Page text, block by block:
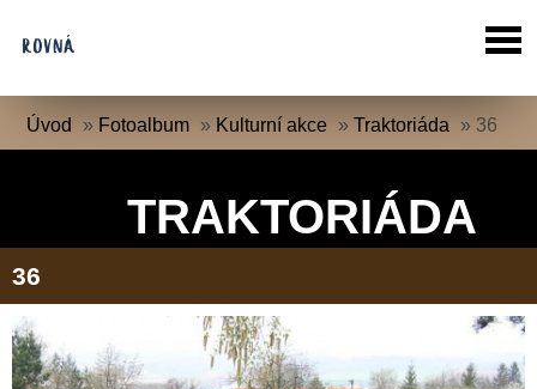
Úvod » Fotoalbum » Kulturní akce »Traktoriáda » 36
TRAKTORIÁDA
36